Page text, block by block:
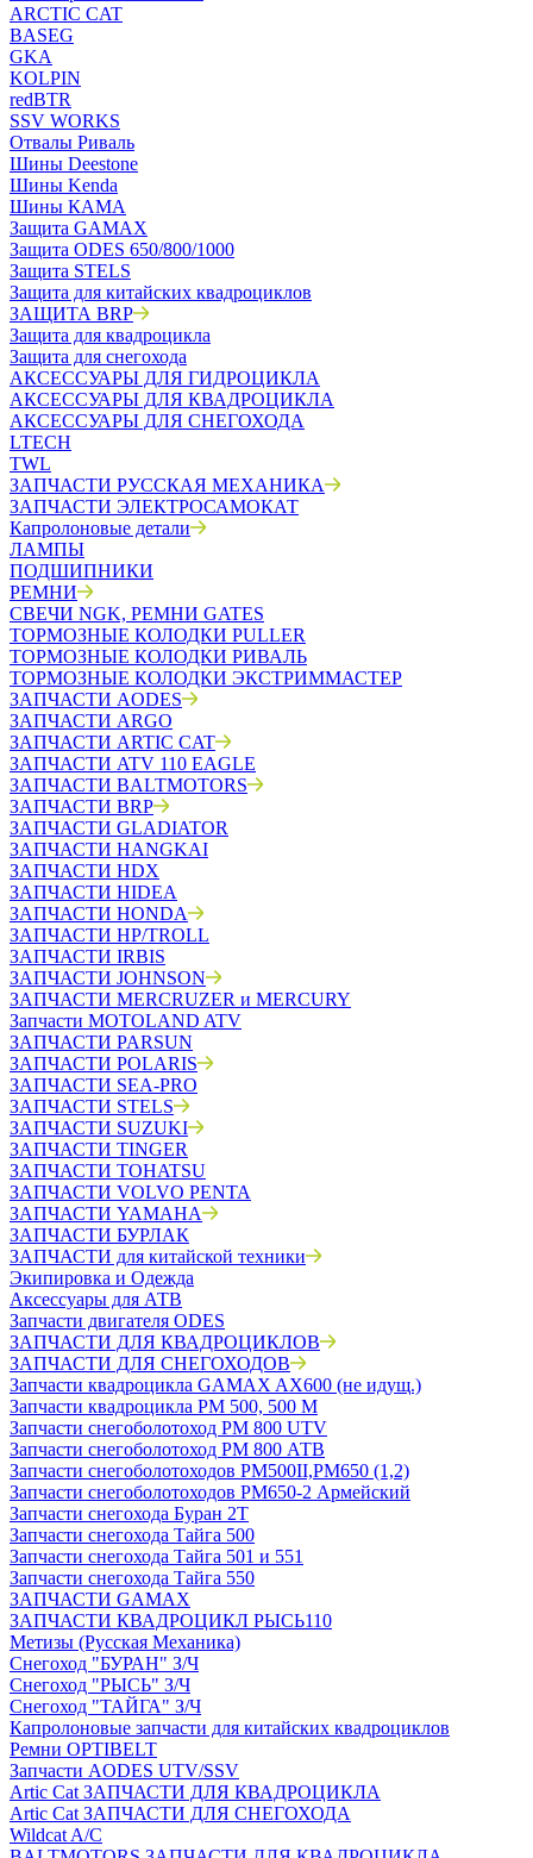
ARCTIC CAT
BASEG
GKA
KOLPIN
redBTR
SSV WORKS
Отвалы Риваль
Шины Deestone
Шины Kenda
Шины КАМА
Защита GAMAX
Защита ODES 650/800/1000
Защита STELS
Защита для китайских квадроциклов
ЗАЩИТА BRP
Защита для квадроцикла
Защита для снегохода
АКСЕССУАРЫ ДЛЯ ГИДРОЦИКЛА
АКСЕССУАРЫ ДЛЯ КВАДРОЦИКЛА
АКСЕССУАРЫ ДЛЯ СНЕГОХОДА
LTECH
TWL
ЗАПЧАСТИ РУССКАЯ МЕХАНИКА
ЗАПЧАСТИ ЭЛЕКТРОСАМОКАТ
Капролоновые детали
ЛАМПЫ
ПОДШИПНИКИ
РЕМНИ
СВЕЧИ NGK, РЕМНИ GATES
ТОРМОЗНЫЕ КОЛОДКИ PULLER
ТОРМОЗНЫЕ КОЛОДКИ РИВАЛЬ
ТОРМОЗНЫЕ КОЛОДКИ ЭКСТРИММАСТЕР
ЗАПЧАСТИ AODES
ЗАПЧАСТИ ARGO
ЗАПЧАСТИ ARTIC CAT
ЗАПЧАСТИ ATV 110 EAGLE
ЗАПЧАСТИ BALTMOTORS
ЗАПЧАСТИ BRP
ЗАПЧАСТИ GLADIATOR
ЗАПЧАСТИ HANGKAI
ЗАПЧАСТИ HDX
ЗАПЧАСТИ HIDEA
ЗАПЧАСТИ HONDA
ЗАПЧАСТИ HP/TROLL
ЗАПЧАСТИ IRBIS
ЗАПЧАСТИ JOHNSON
ЗАПЧАСТИ MERCRUZER и MERCURY
Запчасти MOTOLAND ATV
ЗАПЧАСТИ PARSUN
ЗАПЧАСТИ POLARIS
ЗАПЧАСТИ SEA-PRO
ЗАПЧАСТИ STELS
ЗАПЧАСТИ SUZUKI
ЗАПЧАСТИ TINGER
ЗАПЧАСТИ TOHATSU
ЗАПЧАСТИ VOLVO PENTA
ЗАПЧАСТИ YAMAHA
ЗАПЧАСТИ БУРЛАК
ЗАПЧАСТИ для китайской техники
Экипировка и Одежда
Аксессуары для АТВ
Запчасти двигателя ODES
ЗАПЧАСТИ ДЛЯ КВАДРОЦИКЛОВ
ЗАПЧАСТИ ДЛЯ СНЕГОХОДОВ
Запчасти квадроцикла GAMAX AX600 (не идущ.)
Запчасти квадроцикла РМ 500, 500 М
Запчасти снегоболотоход РМ 800 UTV
Запчасти снегоболотоход РМ 800 АТВ
Запчасти снегоболотоходов РМ500II,РМ650 (1,2)
Запчасти снегоболотоходов РМ650-2 Армейский
Запчасти снегохода Буран 2Т
Запчасти снегохода Тайга 500
Запчасти снегохода Тайга 501 и 551
Запчасти снегохода Тайга 550
ЗАПЧАСТИ GAMAX
ЗАПЧАСТИ КВАДРОЦИКЛ РЫСЬ110
Метизы (Русская Механика)
Снегоход "БУРАН" З/Ч
Снегоход "РЫСЬ" З/Ч
Снегоход "ТАЙГА" З/Ч
Капролоновые запчасти для китайских квадроциклов
Ремни OPTIBELT
Запчасти AODES UTV/SSV
Artic Cat ЗАПЧАСТИ ДЛЯ КВАДРОЦИКЛА
Artic Cat ЗАПЧАСТИ ДЛЯ СНЕГОХОДА
Wildcat A/C